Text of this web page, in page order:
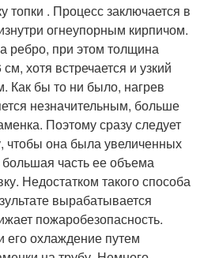
топки . Процесс заключается в
огнеупорным кирпичом.
ребро, при этом толщина
хотя встречается и узкий
Как бы то ни было, нагрев
незначительным, больше
Поэтому сразу следует
чтобы она была увеличенных
часть ее объема
Недостатком такого способа
вырабатывается
пожаробезопасность.
его охлаждение путем